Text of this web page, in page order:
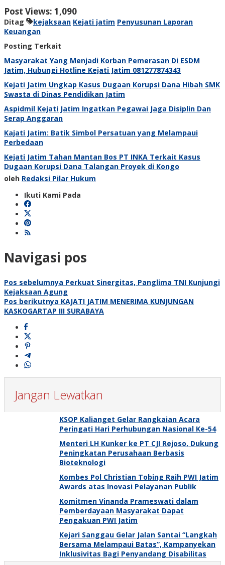
Post Views: 1,090
Ditag kejaksaan Kejati jatim Penyusunan Laporan
Keuangan
Posting Terkait
Masyarakat Yang Menjadi Korban Pemerasan Di ESDM
Jatim, Hubungi Hotline Kejati Jatim 081277874343
Kejati Jatim Ungkap Kasus Dugaan Korupsi Dana Hibah SMK
Swasta di Dinas Pendidikan Jatim
Aspidmil Kejati Jatim Ingatkan Pegawai Jaga Disiplin Dan
Serap Anggaran
Kajati Jatim: Batik Simbol Persatuan yang Melampaui
Perbedaan
Kejati Jatim Tahan Mantan Bos PT INKA Terkait Kasus
Dugaan Korupsi Dana Talangan Proyek di Kongo
oleh Redaksi Pilar Hukum
Ikuti Kami Pada
Navigasi pos
Pos sebelumnya Perkuat Sinergitas, Panglima TNI Kunjungi
Kejaksaan Agung
Pos berikutnya KAJATI JATIM MENERIMA KUNJUNGAN
KASKOGARTAP III SURABAYA
Jangan Lewatkan
KSOP Kalianget Gelar Rangkaian Acara
Peringati Hari Perhubungan Nasional Ke-54
Menteri LH Kunker ke PT CJI Rejoso, Dukung
Peningkatan Perusahaan Berbasis
Bioteknologi
Kombes Pol Christian Tobing Raih PWI Jatim
Awards atas Inovasi Pelayanan Publik
Komitmen Vinanda Prameswati dalam
Pemberdayaan Masyarakat Dapat
Pengakuan PWI Jatim
Kejari Sanggau Gelar Jalan Santai “Langkah
Bersama Melampaui Batas”, Kampanyekan
Inklusivitas Bagi Penyandang Disabilitas